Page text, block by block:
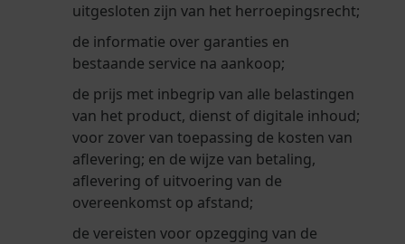
uitgesloten zijn van het herroepingsrecht;
de informatie over garanties en
bestaande service na aankoop;
de prijs met inbegrip van alle belastingen
van het product, dienst of digitale inhoud;
voor zover van toepassing de kosten van
aflevering; en de wijze van betaling,
aflevering of uitvoering van de
overeenkomst op afstand;
de vereisten voor opzegging van de